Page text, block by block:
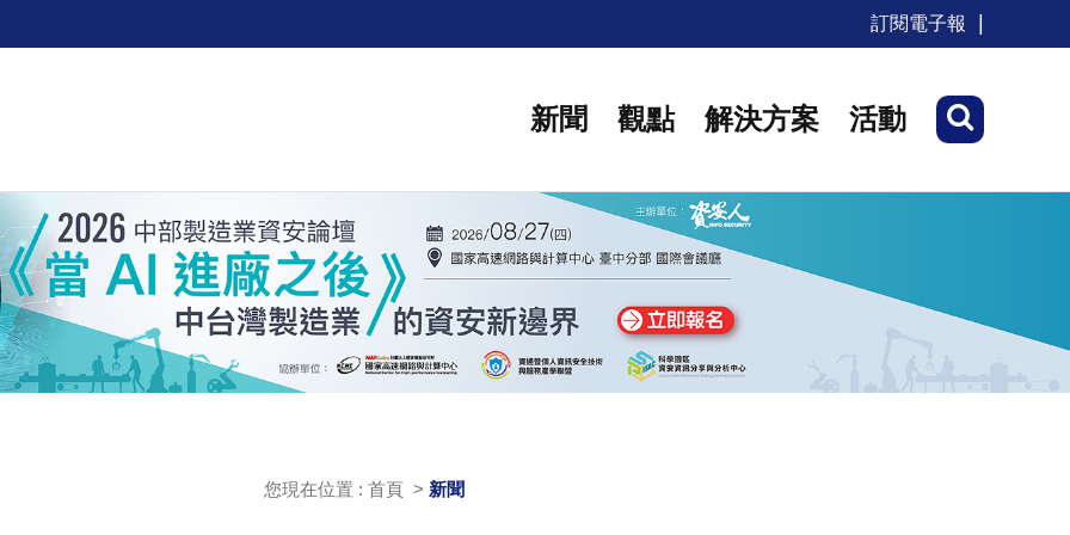
訂閱電子報
新聞 觀點 解決方案 活動
您現在位置 : 首頁 > 新聞